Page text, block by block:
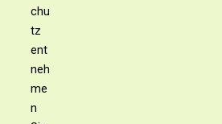
chu
tz
ent
neh
me
n